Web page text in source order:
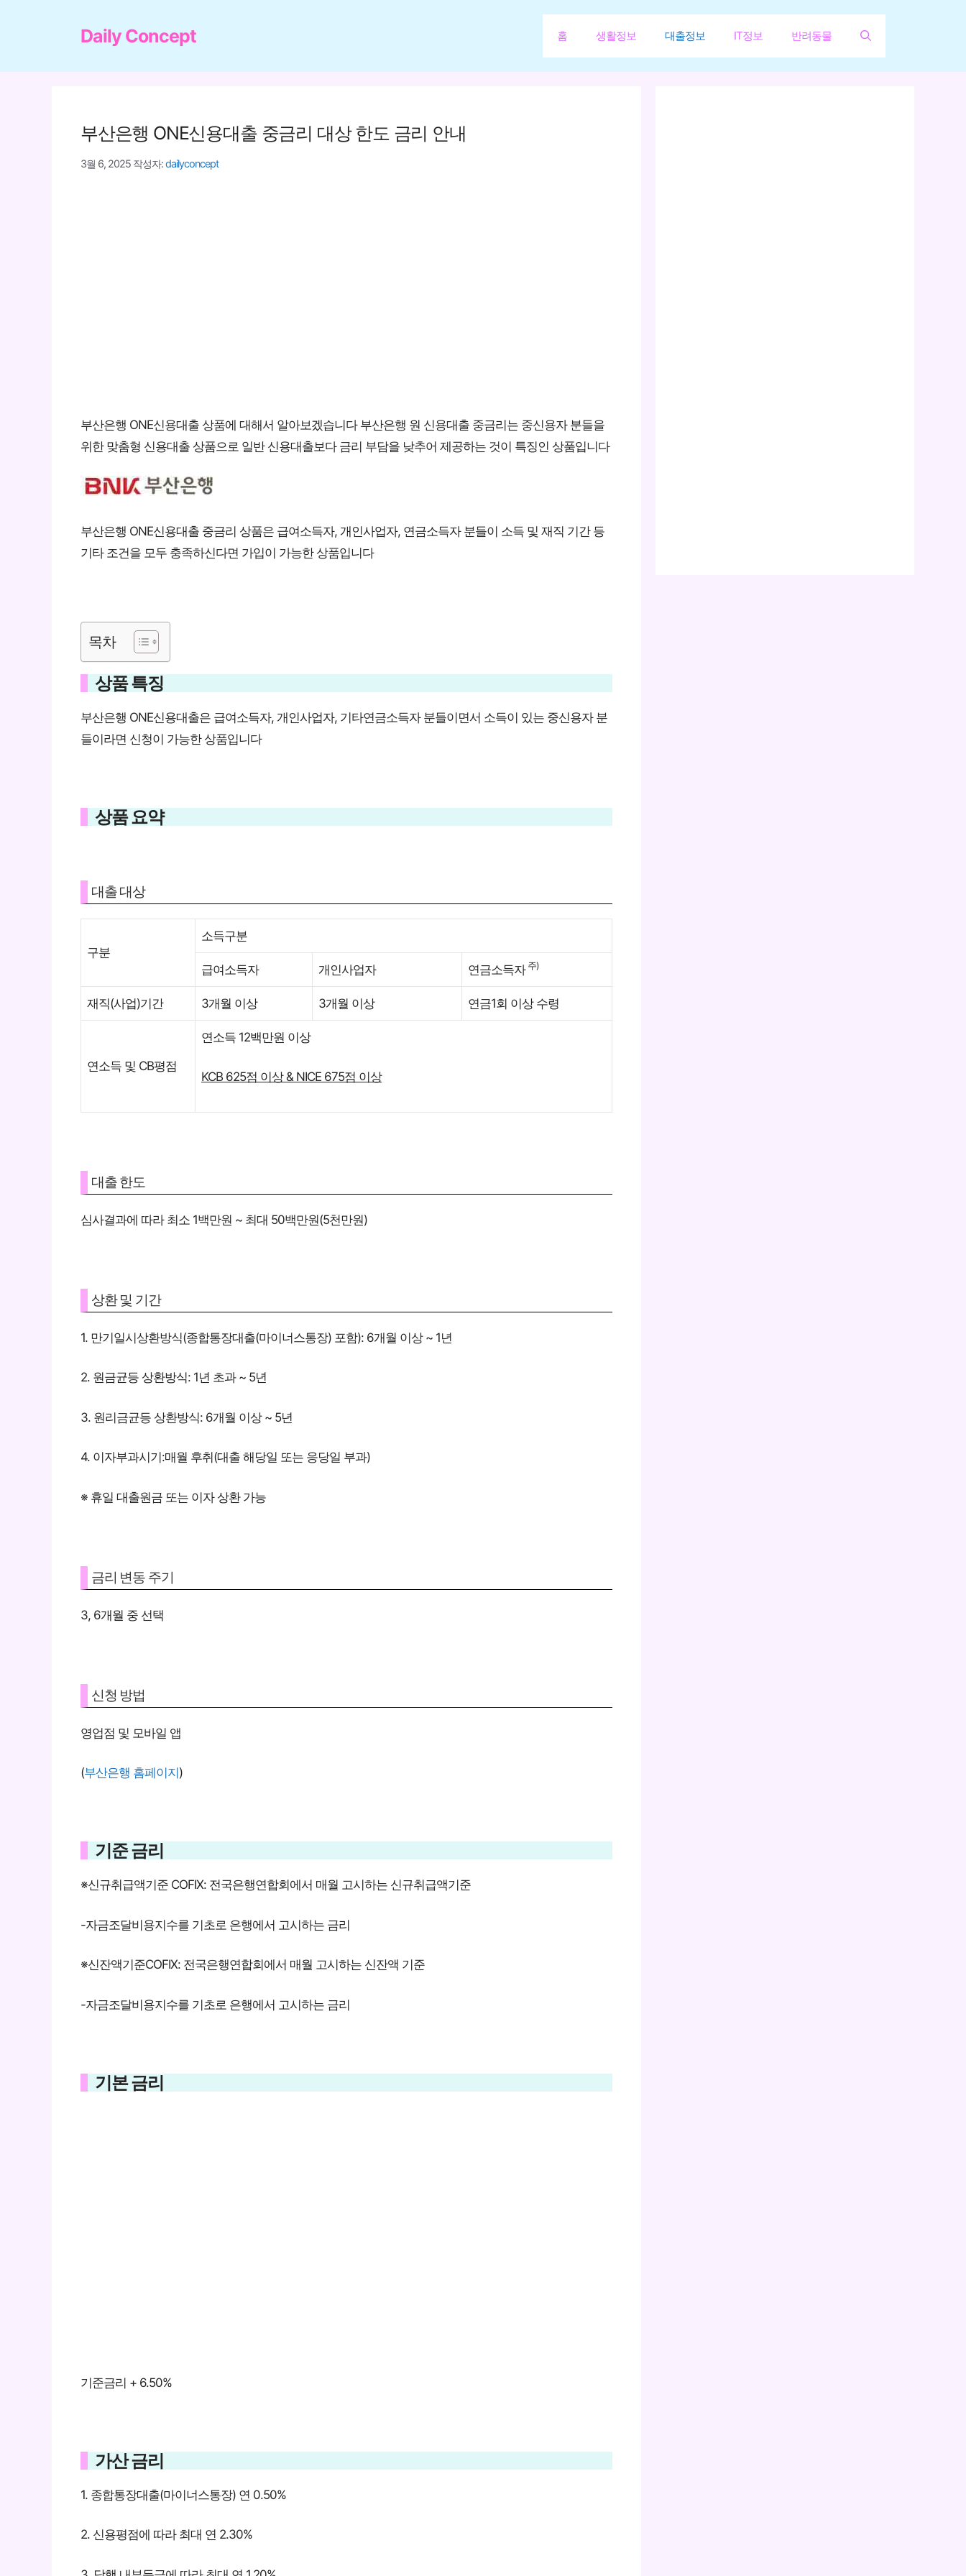
로
Daily Concept 홈 생활정보 대출정보 IT정보 반려동물
부산은행 ONE신용대출 중금리 대상 한도 금리 안내
3월 6, 2025 작성자:dailyconcept
부산은행 ONE신용대출 상품에 대해서 알아보겠습니다 부산은행 원 신용대출 중금리는 중신용자 분들을
위한 맞춤형 신용대출 상품으로 일반 신용대출보다 금리 부담을 낮추어 제공하는 것이 특징인 상품입니다
부산은행 ONE신용대출 중금리 상품은 급여소득자, 개인사업자, 연금소득자 분들이 소득 및 재직 기간 등
기타 조건을 모두 충족하신다면 가입이 가능한 상품입니다
목차
상품 특징
부산은행 ONE신용대출은 급여소득자, 개인사업자, 기타연금소득자 분들이면서 소득이 있는 중신용자 분
들이라면 신청이 가능한 상품입니다
상품 요약
대출 대상
구분
소득구분
급여소득자 개인사업자 연금소득자 주)
재직(사업)기간 3개월 이상 3개월 이상 연금1회 이상 수령
연소득 및 CB평점
연소득 12백만원 이상
KCB 625점 이상 & NICE 675점 이상
대출 한도
심사결과에 따라 최소 1백만원 ~ 최대 50백만원(5천만원)
상환 및 기간
1. 만기일시상환방식(종합통장대출(마이너스통장) 포함): 6개월 이상 ~ 1년
2. 원금균등 상환방식: 1년 초과 ~ 5년
3. 원리금균등 상환방식: 6개월 이상 ~ 5년
4. 이자부과시기:매월 후취(대출 해당일 또는 응당일 부과)
※ 휴일 대출원금 또는 이자 상환 가능
금리 변동 주기
​3, 6개월 중 선택
신청 방법
영업점 및 모바일 앱
(부산은행 홈페이지)
기준 금리
※신규취급액기준 COFIX: 전국은행연합회에서 매월 고시하는 신규취급액기준
-자금조달비용지수를 기초로 은행에서 고시하는 금리
※신잔액기준COFIX: 전국은행연합회에서 매월 고시하는 신잔액 기준
-자금조달비용지수를 기초로 은행에서 고시하는 금리
기본 금리
기준금리 + 6.50%
가산 금리
1. 종합통장대출(마이너스통장) 연 0.50%
2. 신용평점에 따라 최대 연 2.30%